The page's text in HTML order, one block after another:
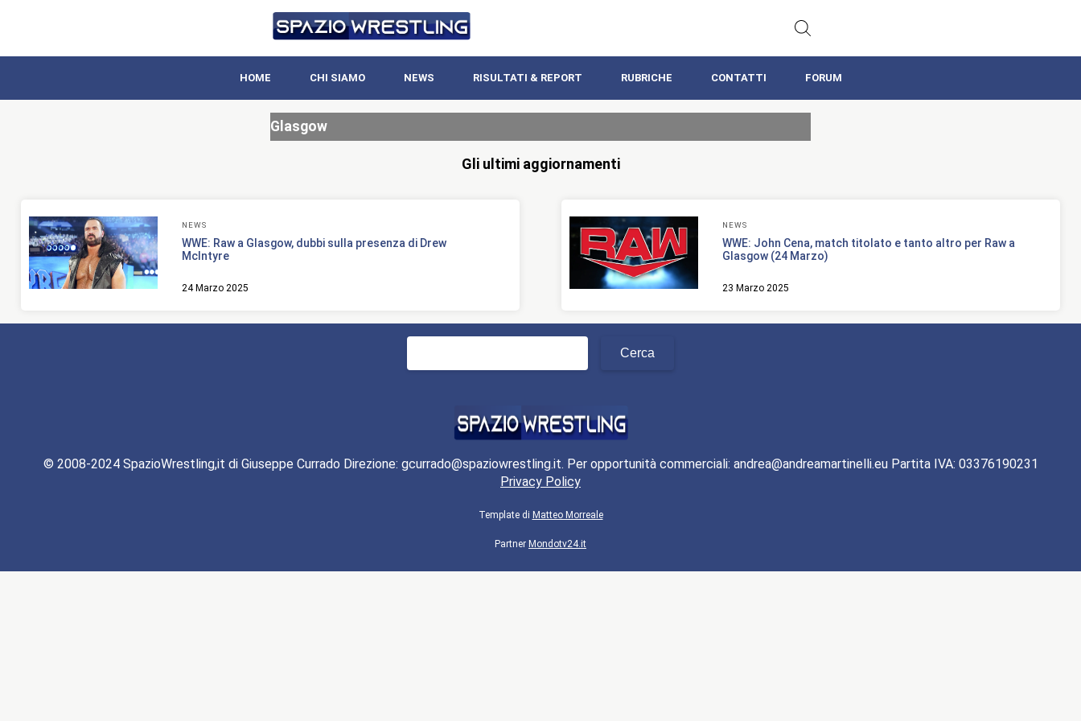
HOME CHI SIAMO NEWS RISULTATI & REPORT RUBRICHE CONTATTI FORUM
Glasgow
Gli ultimi aggiornamenti
NEWS
WWE: Raw a Glasgow, dubbi sulla presenza di Drew
McIntyre
24 Marzo 2025
NEWS
WWE: John Cena, match titolato e tanto altro per Raw a
Glasgow (24 Marzo)
23 Marzo 2025
© 2008-2024 SpazioWrestling,it di Giuseppe Currado Direzione: gcurrado@spaziowrestling.it. Per opportunità commerciali: andrea@andreamartinelli.eu Partita IVA: 03376190231
Privacy Policy
Template di Matteo Morreale
Partner Mondotv24.it